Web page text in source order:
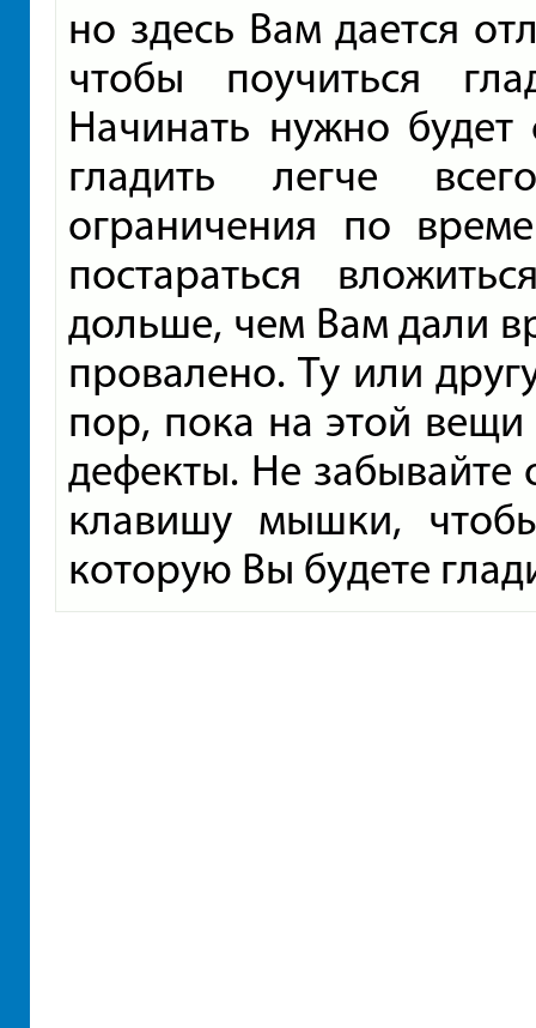
но здесь Вам дается
чтобы поучиться
Начинать нужно
гладить легче
ограничения по
постараться
дольше, чем Вам дали
провалено. Ту или
пор, пока на этой вещи
дефекты. Не
клавишу мышки,
которую Вы будете